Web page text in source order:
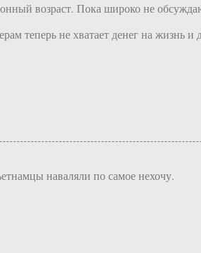
возраст. Пока широко не
теперь не хватает денег на жизнь
наваляли по самое нехочу.